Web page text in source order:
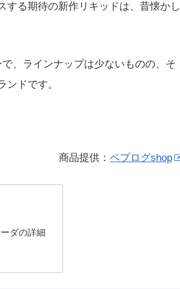
する期待の新作リキッドは、昔懐かし
、ラインナップは少ないものの、そ
ドです。
商品提供： ベプログshop
ダの詳細